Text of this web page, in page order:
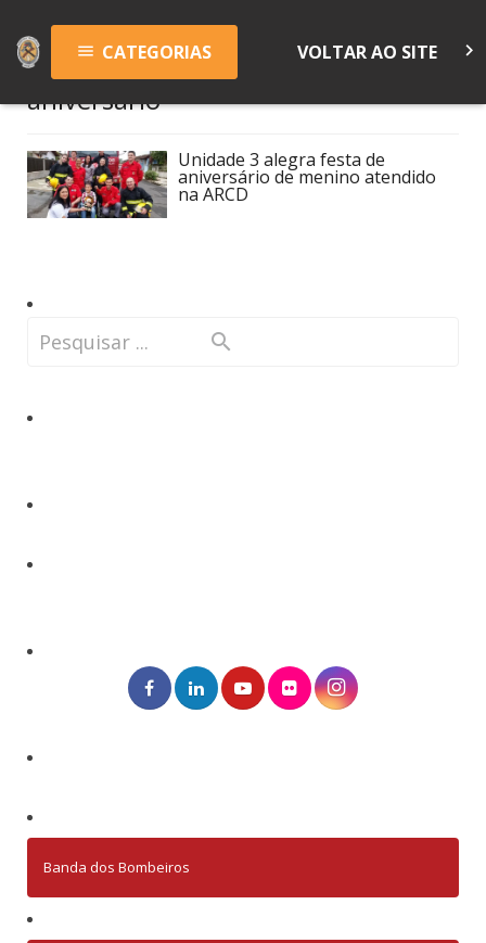
menu CATEGORIAS VOLTAR AO SITE keyboard_arrow_right
aniversário
Unidade 3 alegra festa de
aniversário de menino atendido
na ARCD
Banda dos Bombeiros